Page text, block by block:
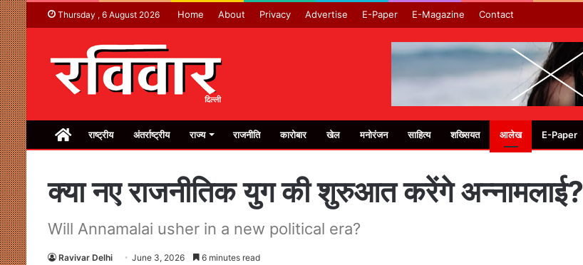
Thursday , 6 August 2026 Home About Privacy Advertise E-Paper E-Magazine Contact
Homeराष्ट्रीय अंतर्राष्ट्रीय राज्य राजनीति कारोबार खेल मनोरंजन साहित्य शख्सियत आलेख E-Paper
क्या नए राजनीतिक युग की शुरुआत करेंगे अन्नामलाई?
Will Annamalai usher in a new political era?
Ravivar Delhi June 3, 2026 6 minutes read